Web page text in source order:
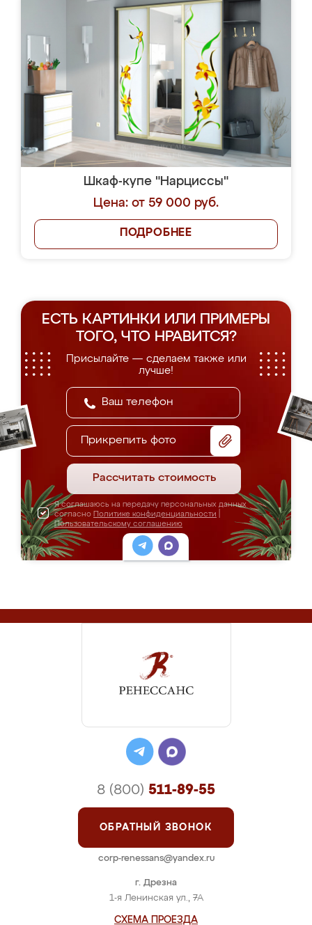
Шкаф-купе "Нарциссы"
Цена: от 59 000 руб.
ПОДРОБНЕЕ
ЕСТЬ КАРТИНКИ ИЛИ ПРИМЕРЫ
ТОГО, ЧТО НРАВИТСЯ?
Присылайте — сделаем также или
лучше!
Прикрепить фото
Рассчитать стоимость
Я соглашаюсь на передачу персональных данных
согласно Политике конфиденциальности
Пользовательскому соглашению
г. Дрезна
1-я Ленинская ул., 7А
СХЕМА ПРОЕЗДА
8 (800) 511-89-55
ОБРАТНЫЙ ЗВОНОК
corp-renessans@yandex.ru